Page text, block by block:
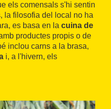
els comensals s'hi sentin
la filosofia del local no ha
es basa en la cuina de
productes propis o de
inclou carns a la brasa,
i, a l'hivern, els